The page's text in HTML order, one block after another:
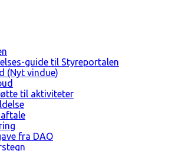
guide til Styreportalen
(Nyt vindue)
til aktiviteter
aftale
fra DAO